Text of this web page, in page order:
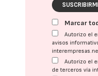
Marcar
Autorizo el
avisos
Autorizo el
de terceros vía